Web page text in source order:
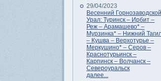
29/04/2023
Весенний Горнозаводской
Урал: Туринск – Ирбит –
Реж – Арамашево* –
Мурзинка* – Нижний
– Кушва – Верхотурье –
Меркушино* – Серов –
Краснотурьинск –
Карпинск – Волчанск –
Североуральск
далее...